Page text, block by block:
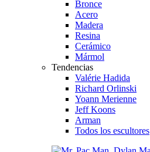
Bronce
Acero
Madera
Resina
Cerámico
Mármol
Tendencias
Valérie Hadida
Richard Orlinski
Yoann Merienne
Jeff Koons
Arman
Todos los escultores